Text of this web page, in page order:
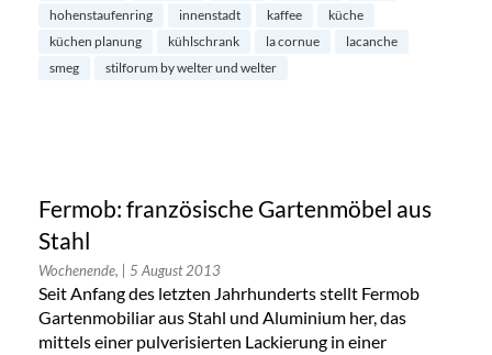
hohenstaufenring
innenstadt kaffee
küche
küchen planung
kühlschrank la cornue
lacanche
smeg
stilforum by welter und welter
Fermob: französische Gartenmöbel aus
Stahl
Wochenende, | 5 August 2013
Seit Anfang des letzten Jahrhunderts stellt Fermob
Gartenmobiliar aus Stahl und Aluminium her, das
mittels einer pulverisierten Lackierung in einer